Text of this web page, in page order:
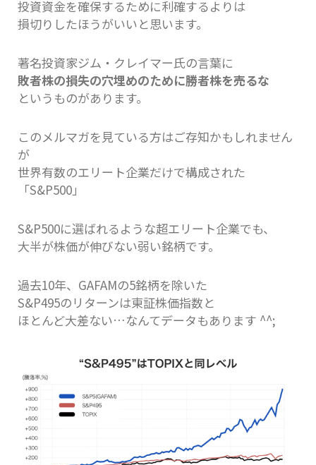
投資資金を確保するために利確するよりは
損切りしたほうがいいと思います。
著名投資家ジム・クレイマー氏の言葉に
敗者株の損失の穴埋めのために勝者株を売るな
というものがあります。
このメルマガを見ている方はご存知かもしれません
が
世界有数のエリート企業だけで構成された
「S&P500」
S&P500に選ばれるような超エリート企業でも、
大半が株価が伸びない弱い銘柄です。
過去10年、GAFAMの5銘柄を除いた
S&P495のリターンは東証株価指数と
ほとんど大差ない…なんてデータもあります ^^;